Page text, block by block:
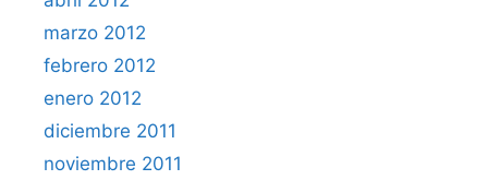
marzo 2012
febrero 2012
enero 2012
diciembre 2011
noviembre 2011